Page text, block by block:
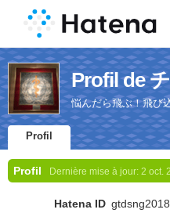
Profil de
悩んだら飛ぶ！飛び
Profil
Profil Dernière mise à jour: 2 oct.
Hatena ID gtdsng2018